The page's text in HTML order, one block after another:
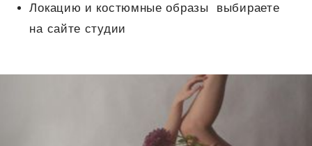
Локацию и костюмные образы выбираете
на сайте студии